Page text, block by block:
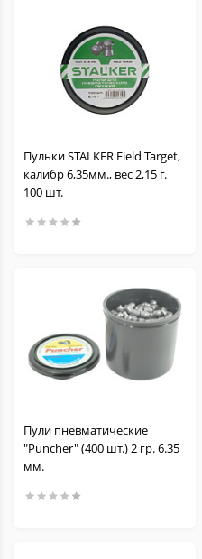
Пульки STALKER Field Target,
калибр 6,35мм., вес 2,15 г.
100 шт.
Пули пневматические
"Puncher" (400 шт.) 2 гр. 6.35
мм.